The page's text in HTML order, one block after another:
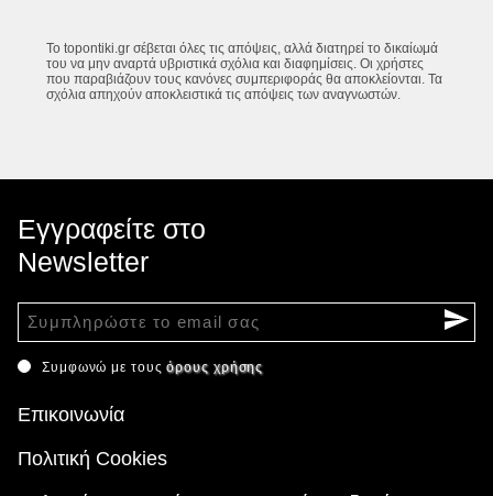
Το topontiki.gr σέβεται όλες τις απόψεις, αλλά διατηρεί το δικαίωμά
του να μην αναρτά υβριστικά σχόλια και διαφημίσεις. Οι χρήστες
που παραβιάζουν τους κανόνες συμπεριφοράς θα αποκλείονται. Τα
σχόλια απηχούν αποκλειστικά τις απόψεις των αναγνωστών.
Εγγραφείτε στο
Newsletter
Συμφωνώ με τουςόρους χρήσης
Επικοινωνία
Πολιτική Cookies